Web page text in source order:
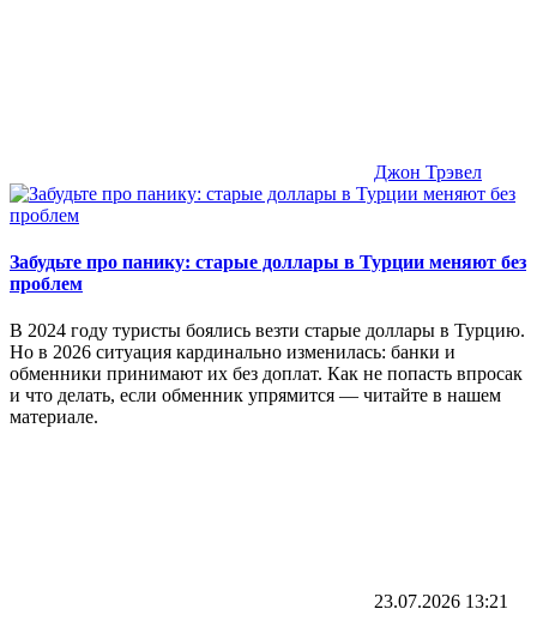
Джон Трэвел
Забудьте про панику: старые доллары в Турции меняют без
проблем
В 2024 году туристы боялись везти старые доллары в Турцию.
Но в 2026 ситуация кардинально изменилась: банки и
обменники принимают их без доплат. Как не попасть впросак
и что делать, если обменник упрямится — читайте в нашем
материале.
23.07.2026 13:21